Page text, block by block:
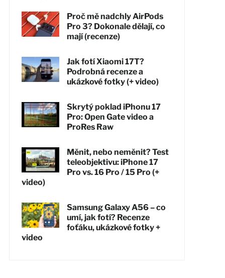
Proč mě nadchly AirPods
Pro 3? Dokonale dělají, co
mají (recenze)
Jak fotí Xiaomi 17T?
Podrobná recenze a
ukázkové fotky (+ video)
Skrytý poklad iPhonu 17
Pro: Open Gate video a
ProRes Raw
Měnit, nebo neměnit? Test
teleobjektivu: iPhone 17
Pro vs. 16 Pro / 15 Pro (+
video)
Samsung Galaxy A56 – co
umí, jak fotí? Recenze
foťáku, ukázkové fotky +
video